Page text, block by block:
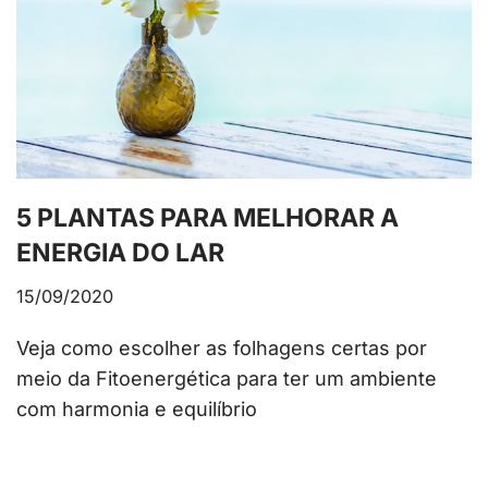
5 PLANTAS PARA MELHORAR A
ENERGIA DO LAR
15/09/2020
Veja como escolher as folhagens certas por
meio da Fitoenergética para ter um ambiente
com harmonia e equilíbrio